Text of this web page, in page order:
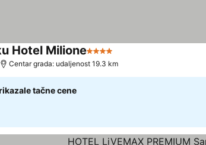
Hotel Milione4 Zvezdice
Centar grada: udaljenost 19.3 km
tačne cene